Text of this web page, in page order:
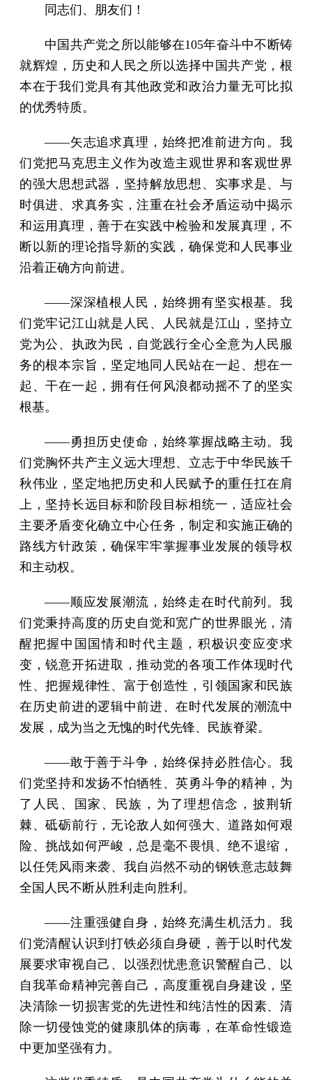
同志们、朋友们！
中国共产党之所以能够在105年奋斗中不断铸
就辉煌，历史和人民之所以选择中国共产党，根
本在于我们党具有其他政党和政治力量无可比拟
的优秀特质。
——矢志追求真理，始终把准前进方向。我
们党把马克思主义作为改造主观世界和客观世界
的强大思想武器，坚持解放思想、实事求是、与
时俱进、求真务实，注重在社会矛盾运动中揭示
和运用真理，善于在实践中检验和发展真理，不
断以新的理论指导新的实践，确保党和人民事业
沿着正确方向前进。
——深深植根人民，始终拥有坚实根基。我
们党牢记江山就是人民、人民就是江山，坚持立
党为公、执政为民，自觉践行全心全意为人民服
务的根本宗旨，坚定地同人民站在一起、想在一
起、干在一起，拥有任何风浪都动摇不了的坚实
根基。
——勇担历史使命，始终掌握战略主动。我
们党胸怀共产主义远大理想、立志于中华民族千
秋伟业，坚定地把历史和人民赋予的重任扛在肩
上，坚持长远目标和阶段目标相统一，适应社会
主要矛盾变化确立中心任务，制定和实施正确的
路线方针政策，确保牢牢掌握事业发展的领导权
和主动权。
——顺应发展潮流，始终走在时代前列。我
们党秉持高度的历史自觉和宽广的世界眼光，清
醒把握中国国情和时代主题，积极识变应变求
变，锐意开拓进取，推动党的各项工作体现时代
性、把握规律性、富于创造性，引领国家和民族
在历史前进的逻辑中前进、在时代发展的潮流中
发展，成为当之无愧的时代先锋、民族脊梁。
——敢于善于斗争，始终保持必胜信心。我
们党坚持和发扬不怕牺牲、英勇斗争的精神，为
了人民、国家、民族，为了理想信念，披荆斩
棘、砥砺前行，无论敌人如何强大、道路如何艰
险、挑战如何严峻，总是毫不畏惧、绝不退缩，
以任凭风雨来袭、我自岿然不动的钢铁意志鼓舞
全国人民不断从胜利走向胜利。
——注重强健自身，始终充满生机活力。我
们党清醒认识到打铁必须自身硬，善于以时代发
展要求审视自己、以强烈忧患意识警醒自己、以
自我革命精神完善自己，高度重视自身建设，坚
决清除一切损害党的先进性和纯洁性的因素、清
除一切侵蚀党的健康肌体的病毒，在革命性锻造
中更加坚强有力。